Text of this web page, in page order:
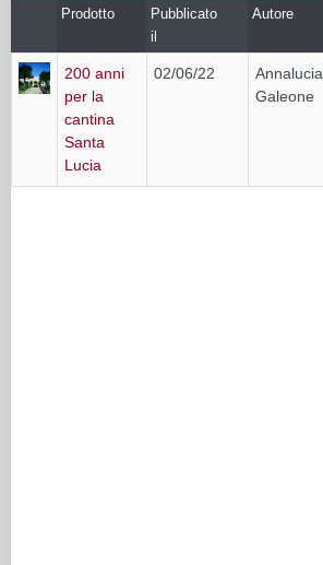
Prodotto
Pubblicato
il
Autore
200 anni
per la
cantina
Santa
Lucia
02/06/22
Annalucia
Galeone